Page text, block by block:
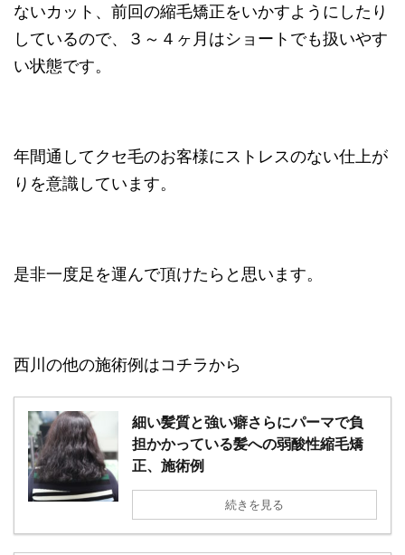
ないカット、前回の縮毛矯正をいかすようにしたり
しているので、３～４ヶ月はショートでも扱いやす
い状態です。
年間通してクセ毛のお客様にストレスのない仕上が
りを意識しています。
是非一度足を運んで頂けたらと思います。
西川の他の施術例はコチラから
細い髪質と強い癖さらにパーマで負
担かかっている髪への弱酸性縮毛矯
正、施術例
続きを見る